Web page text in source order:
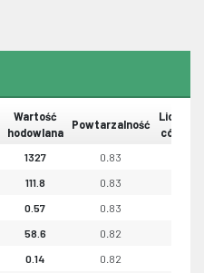
Wartość
hodowlana
Powtarzalność
Liczba
córek
1327 0.83
111.8 0.83
0.57 0.83
58.6 0.82
0.14 0.82